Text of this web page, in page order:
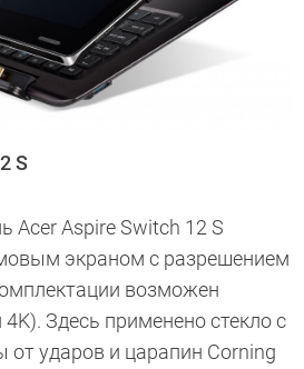
S
Acer Aspire Switch 12 S
экраном с разрешением
возможен
Здесь применено стекло с
от ударов и царапин Corning